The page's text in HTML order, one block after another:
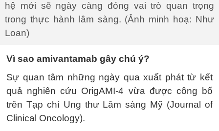
hệ mới sẽ ngày càng đóng vai trò quan trọng
trong thực hành lâm sàng. (Ảnh minh hoạ: Như
Loan)
Vì sao amivantamab gây chú ý?
Sự quan tâm những ngày qua xuất phát từ kết
quả nghiên cứu OrigAMI-4 vừa được công bố
trên Tạp chí Ung thư Lâm sàng Mỹ (Journal of
Clinical Oncology).